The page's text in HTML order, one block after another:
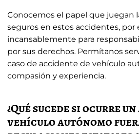
Conocemos el papel que juegan
seguros en estos accidentes, por
incansablemente para
por sus derechos. Permítanos
caso de accidente de vehículo
compasión y experiencia.
¿Qué sucede si ocurre
vehículo autónomo